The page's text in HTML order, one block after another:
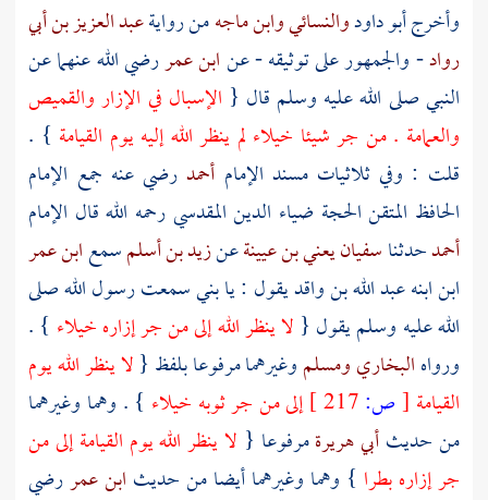
وأخرجأبو داودوالنسائيوابن ماجهمن روايةعبد العزيز بن أبي
رواد- والجمهور على توثيقه - عنابن عمررضي الله عنهما عن
النبي صلى الله عليه وسلم قال { الإسبال في الإزار والقميص
والعمامة . من جر شيئا خيلاء لم ينظر الله إليه يوم القيامة } .
قلت : وفي ثلاثيات مسند الإمام أحمد رضي عنه جمع الإمام
الحافظ المتقن الحجة ضياء الدين المقدسيرحمه الله قال الإمام
أحمدحدثناسفيان يعني بن عيينةعنزيد بن أسلمسمعابن عمر
ابن ابنهعبد الله بن واقديقول : يا بني سمعت رسول الله صلى
الله عليه وسلم يقول { لا ينظر الله إلى من جر إزاره خيلاء } .
ورواهالبخاريومسلموغيرهما مرفوعا بلفظ {لا ينظر الله يوم
القيامة [ص: إلى من جر ثوبه خيلاء } . وهما وغيرهما
من حديثأبي هريرةمرفوعا { لا ينظر الله يوم القيامة إلى من
جر إزاره بطرا } وهما وغيرهما أيضا من حديث ابن عمررضي